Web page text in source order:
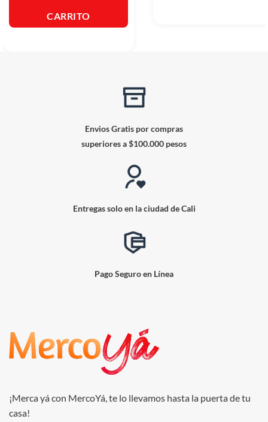
CARRITO
Envios Gratis por compras
superiores a $100.000 pesos
Entregas solo en la ciudad de Cali
Pago Seguro en Línea
¡Merca yá con MercoYá, te lo llevamos hasta la puerta de tu
casa!